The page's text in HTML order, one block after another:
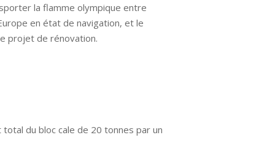
la flamme olympique entre
en état de navigation, et le
projet de rénovation.
du bloc cale de 20 tonnes par un